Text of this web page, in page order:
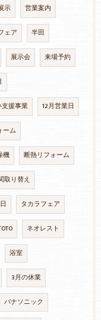
示 営業案内
ェア 半田
展示会 来場予約
援事業 12月営業日
ーム
機 断熱リフォーム
取り替え
タカラフェア
ネオレスト
浴室
3月の休業
パナソニック